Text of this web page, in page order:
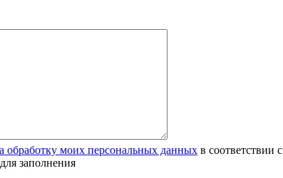
обработку моих персональных данных в соответствии с
заполнения